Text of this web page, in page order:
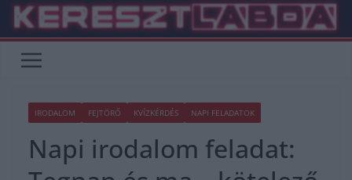
Skip
content
IRODALOM FEJTÖRŐ KVÍZKÉRDÉS NAPI FELADATOK
Napi irodalom feladat: